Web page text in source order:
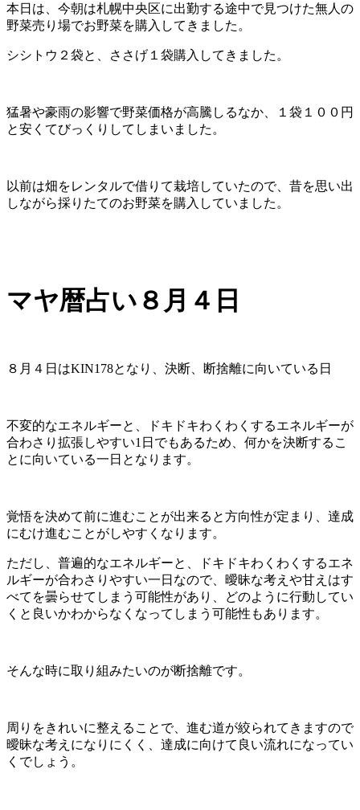
本日は、今朝は札幌中央区に出勤する途中で見つけた無人の
野菜売り場でお野菜を購入してきました。
シシトウ２袋と、ささげ１袋購入してきました。
猛暑や豪雨の影響で野菜価格が高騰しるなか、１袋１００円
と安くてびっくりしてしまいました。
以前は畑をレンタルで借りて栽培していたので、昔を思い出
しながら採りたてのお野菜を購入していました。
マヤ暦占い８月４日
８月４日はKIN178となり、決断、断捨離に向いている日
不変的なエネルギーと、ドキドキわくわくするエネルギーが
合わさり拡張しやすい1日でもあるため、何かを決断するこ
とに向いている一日となります。
覚悟を決めて前に進むことが出来ると方向性が定まり、達成
にむけ進むことがしやすくなります。
ただし、普遍的なエネルギーと、ドキドキわくわくするエネ
ルギーが合わさりやすい一日なので、曖昧な考えや甘えはす
べてを曇らせてしまう可能性があり、どのように行動してい
くと良いかわからなくなってしまう可能性もあります。
そんな時に取り組みたいのが断捨離です。
周りをきれいに整えることで、進む道が絞られてきますので
曖昧な考えになりにくく、達成に向けて良い流れになってい
くでしょう。